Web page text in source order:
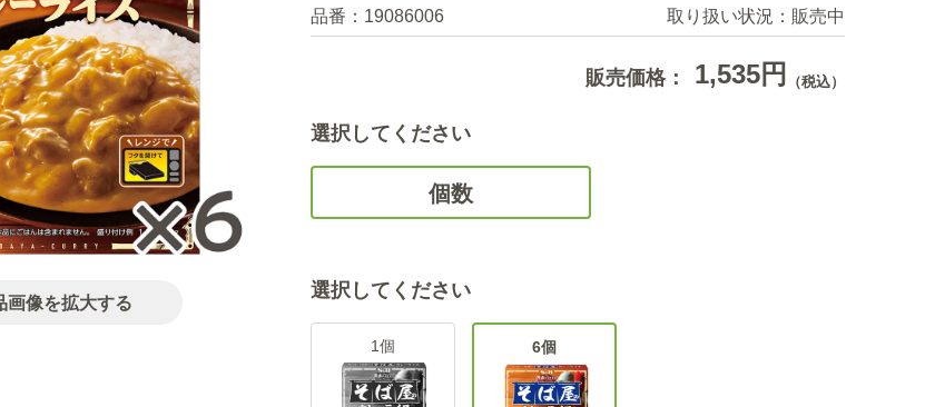
画像を拡大する
品番： 19086006 取り扱い状況： 販売中
販売価格： 1,535円 （税込）
選択してください
個数
選択してください
1個 6個